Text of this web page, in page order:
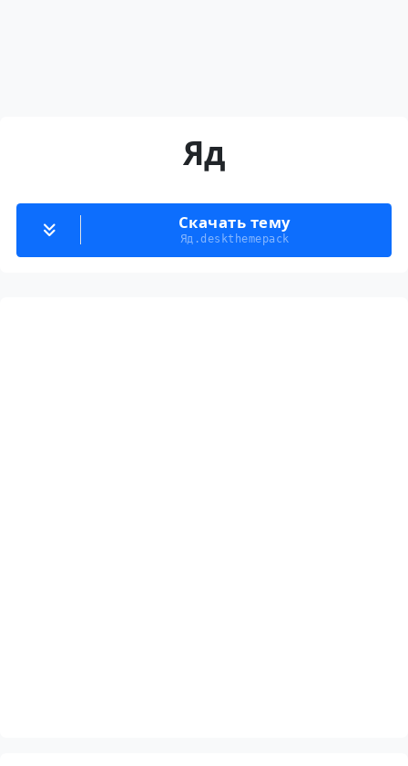
Яд
Скачать тему
Яд.deskthemepack